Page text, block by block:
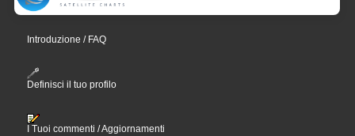
Introduzione / FAQ
Definisci il tuo profilo
I Tuoi commenti / Aggiornamenti